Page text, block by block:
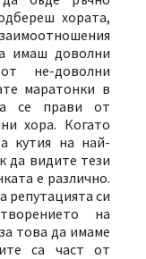
хората,
имаш доволни
не-доволни
маратонки в
се прави от
хора. Когато
кутия на най-
да видите тези
е различно.
репутацията си
на
това да имаме
са част от